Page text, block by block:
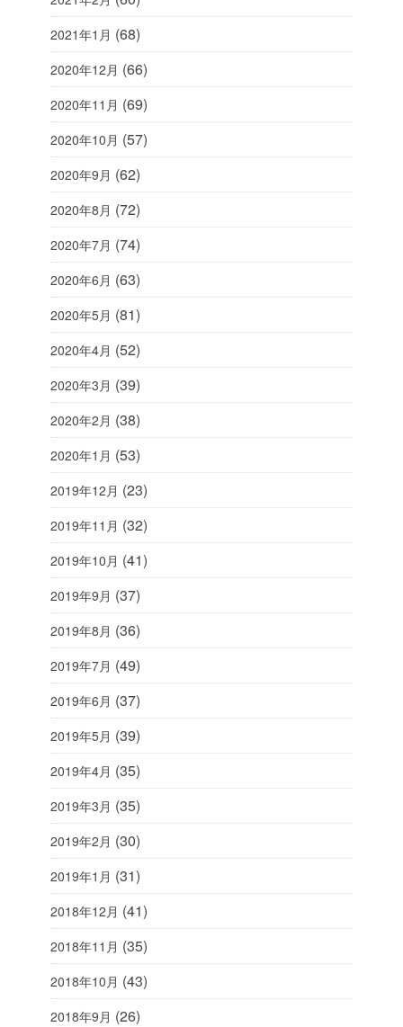
2021年1月 (68)
2020年12月 (66)
2020年11月 (69)
2020年10月 (57)
2020年9月 (62)
2020年8月 (72)
2020年7月 (74)
2020年6月 (63)
2020年5月 (81)
2020年4月 (52)
2020年3月 (39)
2020年2月 (38)
2020年1月 (53)
2019年12月 (23)
2019年11月 (32)
2019年10月 (41)
2019年9月 (37)
2019年8月 (36)
2019年7月 (49)
2019年6月 (37)
2019年5月 (39)
2019年4月 (35)
2019年3月 (35)
2019年2月 (30)
2019年1月 (31)
2018年12月 (41)
2018年11月 (35)
2018年10月 (43)
2018年9月 (26)